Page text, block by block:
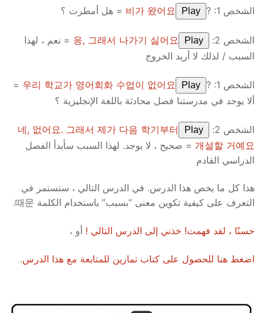
الشخص 1: ? Play
비가 왔어요 = هل أمطرت ؟
الشخص 2: Play
응, 그래서 나가기 싫어요 = نعم ، لهذا
السبب / لذلك لا أريد الخروج
الشخص 1: ? Play
우리 학교가 영어회화 수업이 없어요
=
ألا يوجد في مدرستنا فصل محادثة باللغة الإنجليزية ؟
الشخص 2: Play
네, 없어요. 그래서 제가 다음 학기부터
개설할 거예요 = صحيح ، لا يوجد. لهذا السبب سأبدأ الفصل
الدراسي القادم
هذا كل ما يخص هذا الدرس. في الدرس التالي ، ستستمر في
التعرف على كيفية تكوين معنى “بسبب” باستخدام الكلمة 때문.
حسنًا ، لقد فهمت! خذني إلى الدرس التالي ! أو ،
اضغط هنا للحصول على كتاب تمارين للمتابعة مع هذا الدرس.